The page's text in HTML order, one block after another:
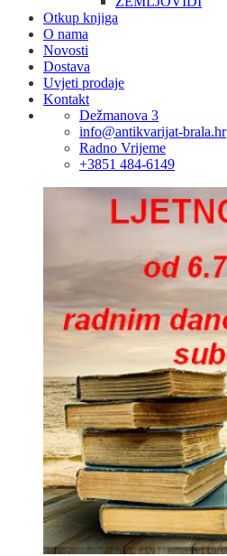
Otkup knjiga
O nama
Novosti
Dostava
Uvjeti prodaje
Kontakt
Dežmanova 3
info@antikvarijat-brala.hr
Radno Vrijeme
+3851 484-6149